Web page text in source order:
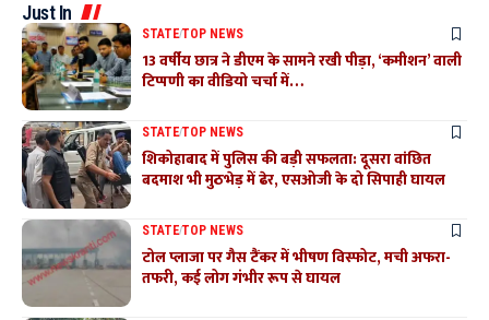
Just In
STATETOP NEWS
13 वर्षीय छात्र ने डीएम के सामने रखी पीड़ा, ‘कमीशन’ वाली
टिप्पणी का वीडियो चर्चा में…
STATETOP NEWS
शिकोहाबाद में पुलिस की बड़ी सफलता: दूसरा वांछित
बदमाश भी मुठभेड़ में ढेर, एसओजी के दो सिपाही घायल
STATETOP NEWS
टोल प्लाजा पर गैस टैंकर में भीषण विस्फोट, मची अफरा-
तफरी, कई लोग गंभीर रूप से घायल